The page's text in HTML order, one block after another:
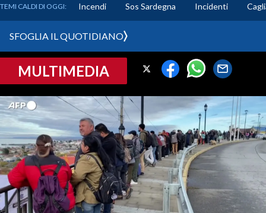
CRONACA SARDEGNA
PROVINCIA DI CAGLIARI
SULCIS IGLESIENTE
MEDIO CAMPIDANO
ORISTANO E PROVINCIA
SASSARI E PROVINCIA
GALLURA
TEMI CALDI DI OGGI: Incendi Sos Sardegna Incidenti
SFOGLIA IL QUOTIDIANO
MULTIMEDIA